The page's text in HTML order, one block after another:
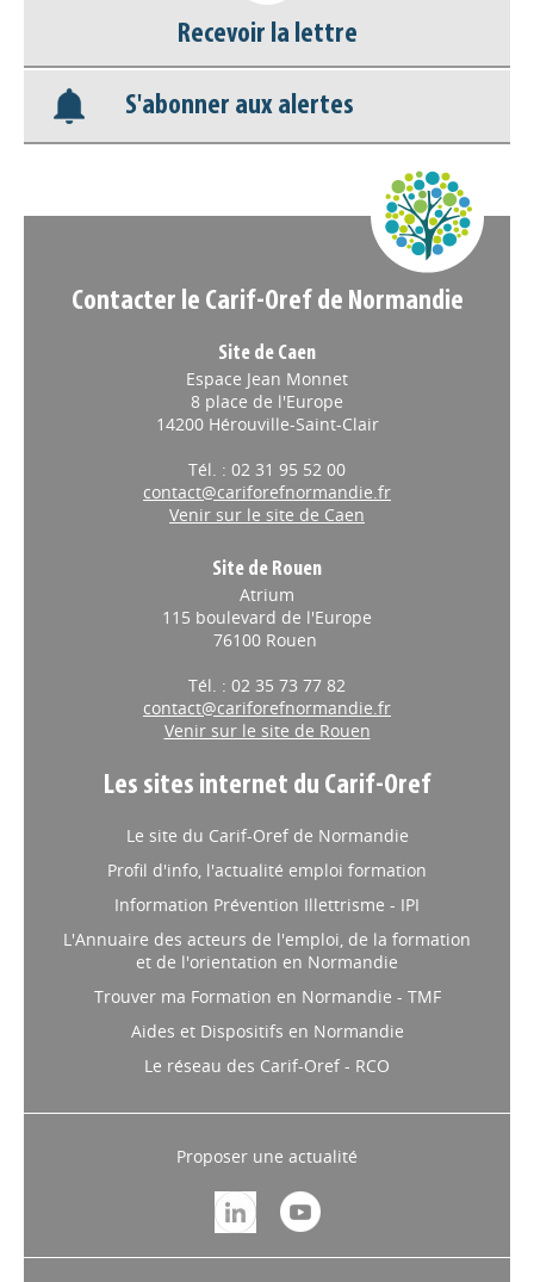
Nos veilles Scoop.it
Appels à projets
Recevoir la lettre
S'abonner aux alertes
Contacter le Carif-Oref de Normandie
Site de Caen
Espace Jean Monnet
8 place de l'Europe
14200 Hérouville-Saint-Clair
Tél. : 02 31 95 52 00
contact@cariforefnormandie.fr
Venir sur le site de Caen
Site de Rouen
Atrium
115 boulevard de l'Europe
76100 Rouen
Tél. : 02 35 73 77 82
contact@cariforefnormandie.fr
Venir sur le site de Rouen
Les sites internet du Carif-Oref
Le site du Carif-Oref de Normandie
Profil d'info, l'actualité emploi formation
Information Prévention Illettrisme - IPI
L'Annuaire des acteurs de l'emploi, de la formation
et de l'orientation en Normandie
Trouver ma Formation en Normandie - TMF
Aides et Dispositifs en Normandie
Le réseau des Carif-Oref - RCO
Proposer une actualité